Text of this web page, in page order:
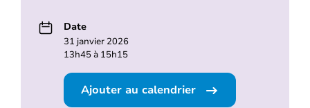
Date
31 janvier 2026
13h45 à 15h15
Ajouter au calendrier